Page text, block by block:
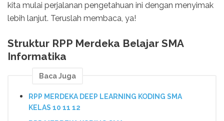
kita mulai perjalanan pengetahuan ini dengan menyimak
lebih lanjut. Teruslah membaca, ya!
Struktur RPP Merdeka Belajar SMA
Informatika
Baca Juga
RPP MERDEKA DEEP LEARNING KODING SMA
KELAS 10 11 12